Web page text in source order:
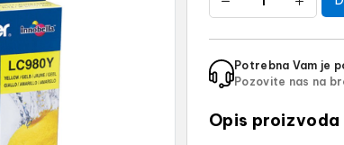
Potrebna Vam je
Pozovite nas na
Opis proizvoda